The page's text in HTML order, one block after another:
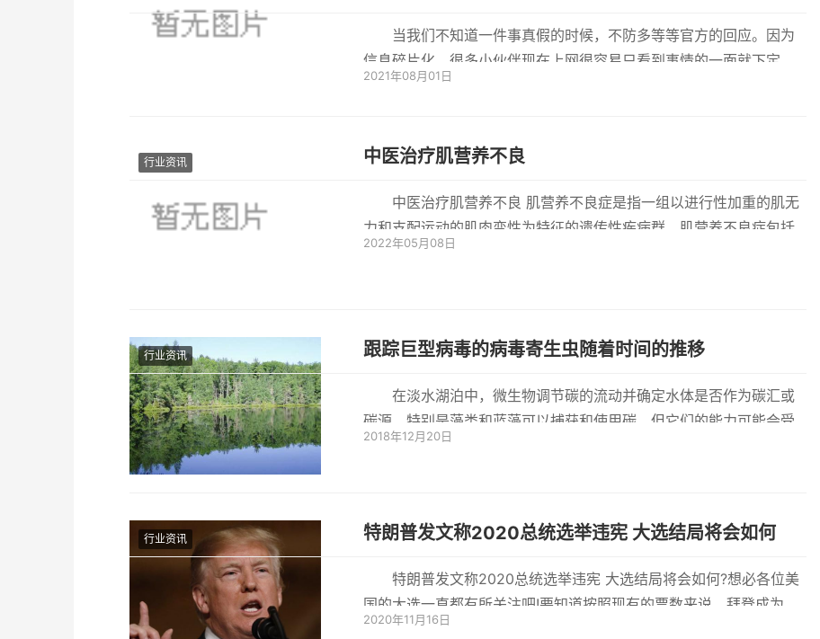
当我们不知道一件事真假的时候，不防多等等官方的回应。因为
信息碎片化，很多小伙伴现在上网很容易只看到事情的一面就下定
论，其实很多...
2021年08月01日
行业资讯 中医治疗肌营养不良
中医治疗肌营养不良 肌营养不良症是指一组以进行性加重的肌无
力和支配运动的肌肉变性为特征的遗传性疾病群。肌营养不良症包括
先天性肌
2022年05月08日
行业资讯 跟踪巨型病毒的病毒寄生虫随着时间的推移
在淡水湖泊中，微生物调节碳的流动并确定水体是否作为碳汇或
碳源。特别是藻类和蓝藻可以捕获和使用碳，但它们的能力可能会受
到病毒的影...
2018年12月20日
行业资讯 特朗普发文称2020总统选举违宪 大选结局将会如何
特朗普发文称2020总统选举违宪 大选结局将会如何?想必各位美
国的大选一直都有所关注吧!要知道按照现有的票数来说，拜登成为新
任总统的可能
2020年11月16日